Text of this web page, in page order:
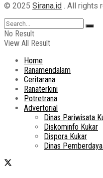
© 2025 Sirana.id . All rights
No Result
View All Result
Home
Ranamendalam
Ceritarana
Ranaterkini
Potretrana
Advertorial
Dinas Pariwisata
Diskominfo Kukar
Dispora Kukar
Dinas